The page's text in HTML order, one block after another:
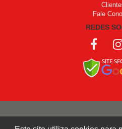
Fale
REDES